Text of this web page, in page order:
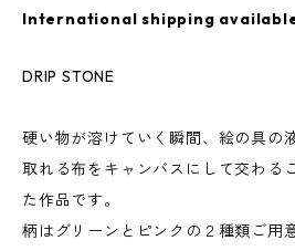
International shipping
DRIP STONE
硬い物が溶けていく瞬間、絵の具の
取れる布をキャンバスにして交わる
た作品です。
柄はグリーンとピンクの２種類ご用